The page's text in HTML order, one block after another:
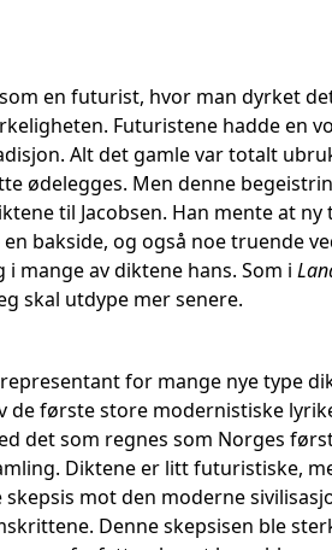
en futurist, hvor man dyrket
Futuristene hadde en
Alt det gamle var totalt
ødelegges. Men denne
til Jacobsen. Han mente at
bakside, og også noe truende
i mange av diktene hans. Som i
skal utdype mer senere.
representant for mange nye type
de første store modernistiske
det som regnes som Norges
Diktene er litt futuristiske,
mot den moderne
Denne skepsisen ble